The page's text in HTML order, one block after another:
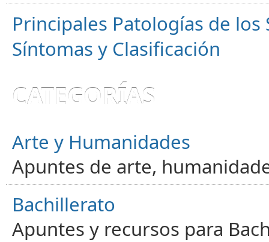
Principales Patologías de
Síntomas y Clasificación
CATEGORÍAS
Arte y Humanidades
Apuntes de arte,
Bachillerato
Apuntes y recursos para